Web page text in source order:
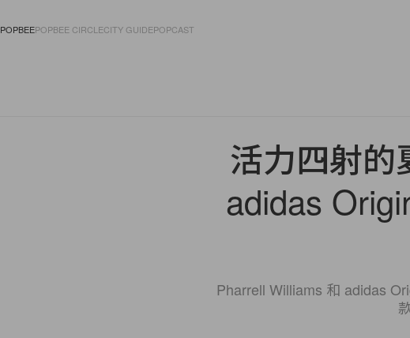
POPBEEPOPBEE CIRCLECITY GUIDEPOPCAST
活力四射的
adidas
Pharrell Williams 和 adidas